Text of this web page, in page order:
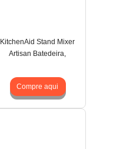
KitchenAid Stand Mixer
Artisan Batedeira,
Compre aqui